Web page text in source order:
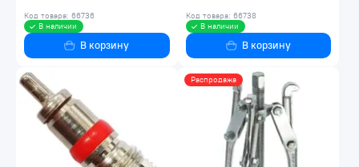
Код товара: 66736
В наличии
В корзину
Код товара: 66738
В наличии
В корзину
Распродажа